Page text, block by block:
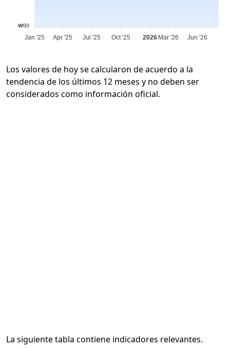
₩99
Jan '25 Apr '25 Jul '25 Oct '25 2026 Mar '26 Jun '26
Los valores de hoy se calcularon de acuerdo a la
tendencia de los últimos 12 meses y no deben ser
considerados como información oficial.
La siguiente tabla contiene indicadores relevantes.